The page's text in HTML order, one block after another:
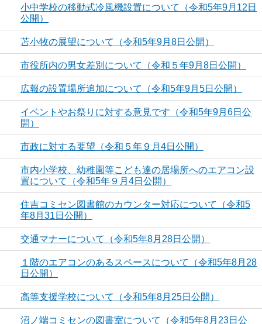
小中学校の移動式冷風機設置について（令和5年9月12日
公開）
苫小牧の展望について（令和5年9月8日公開）
市役所内の男女差別について（令和５年9月8日公開）
広報の設置場所追加について（令和5年9月5日公開）
イベントやお祭りに対する意見です（令和5年9月6日公
開）
市政に対する要望（令和５年９月4日公開）
市内小学校、幼稚園等こども達の居場所へのエアコン設
置について（令和5年９月4日公開）
住吉コミセン図書館のカウンター対応について（令和5
年8月31日公開）
交通マナーについて（令和5年8月28日公開）
１階のエアコンのあるスペースについて（令和5年8月28
日公開）
高等支援学校について（令和5年8月25日公開）
沼ノ端コミセンの図書室について（令和5年8月23日公